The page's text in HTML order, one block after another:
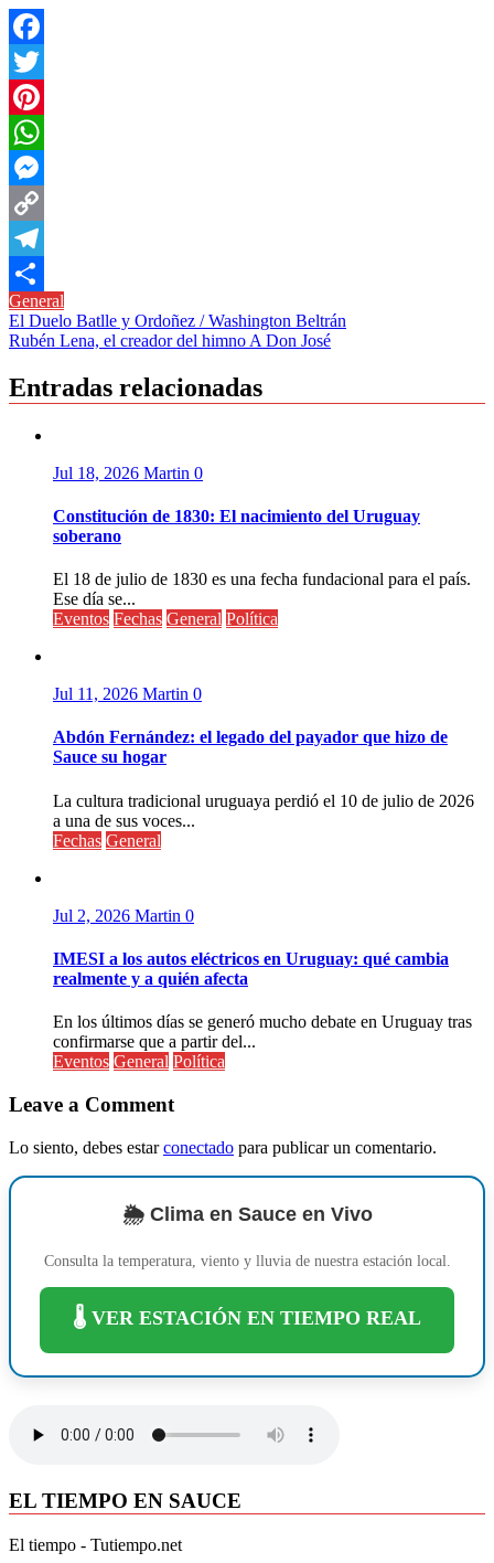
Facebook
Twitter
Pinterest
WhatsApp
Messenger
Copy
Link
Telegram
Compartir
General
Navegación
de
entradas
El Duelo Batlle y Ordoñez / Washington Beltrán
Rubén Lena, el creador del himno A Don José
Entradas relacionadas
Jul 18, 2026 Martin 0
Constitución de 1830: El nacimiento del Uruguay
soberano
El 18 de julio de 1830 es una fecha fundacional para el país.
Ese día se...
Eventos Fechas General Política
Jul 11, 2026 Martin 0
Abdón Fernández: el legado del payador que hizo de
Sauce su hogar
La cultura tradicional uruguaya perdió el 10 de julio de 2026
a una de sus voces...
Fechas General
Jul 2, 2026 Martin 0
IMESI a los autos eléctricos en Uruguay: qué cambia
realmente y a quién afecta
En los últimos días se generó mucho debate en Uruguay tras
confirmarse que a partir del...
Eventos General Política
Leave a Comment
Lo siento, debes estarconectado para publicar un comentario.
🌦️ Clima en Sauce en Vivo
Consulta la temperatura, viento y lluvia de nuestra estación local.
🌡️ VER ESTACIÓN EN TIEMPO REAL
EL TIEMPO EN SAUCE
El tiempo - Tutiempo.net